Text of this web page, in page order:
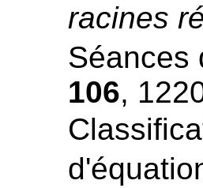
racines
Séances
106,